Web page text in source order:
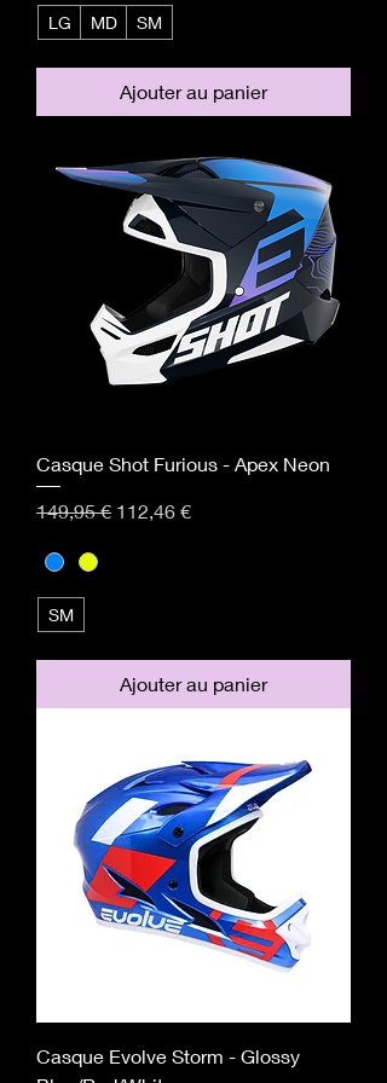
LG MD SM
Ajouter au panier
Casque Shot Furious - Apex Neon
Prix original
149,95 € Prix promotionnel
112,46 €
SM
Ajouter au panier
Casque Evolve Storm - Glossy